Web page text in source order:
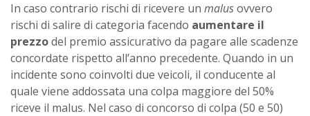
In caso contrario rischi di ricevere un malusovvero
rischi di salire di categoria facendo aumentare il
prezzodel premio assicurativo da pagare alle scadenze
concordate rispetto all’anno precedente. Quando in un
incidente sono coinvolti due veicoli, il conducente al
quale viene addossata una colpa maggiore del 50%
riceve il malus. Nel caso di concorso di colpa (50 e 50)